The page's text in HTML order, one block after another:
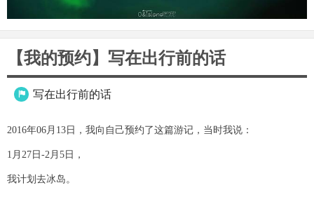
【我的预约】写在出行前的话
 写在出行前的话
2016年06月13日，我向自己预约了这篇游记，当时我说：
1月27日-2月5日，
我计划去冰岛。